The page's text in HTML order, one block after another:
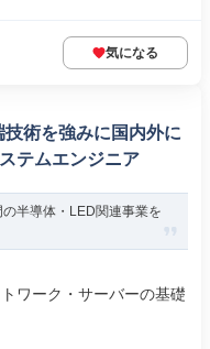
気になる
技術を強みに国内外に
テムエンジニア
半導体・LED関連事業を
ワーク・サーバーの基礎